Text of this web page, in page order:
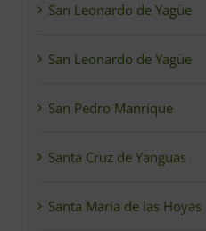
San Leonardo de Yagüe
San Leonardo de Yagüe
San Pedro Manrique
Santa Cruz de Yanguas
Santa María de las Hoyas